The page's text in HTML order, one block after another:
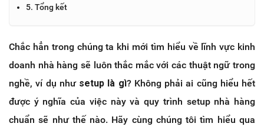
5. Tổng kết
Chắc hẳn trong chúng ta khi mới tìm hiểu về lĩnh vực kinh
doanh nhà hàng sẽ luôn thắc mắc với các thuật ngữ trong
nghề, ví dụ như setup là gì? Không phải ai cũng hiểu hết
được ý nghĩa của việc này và quy trình setup nhà hàng
chuẩn sẽ như thế nào. Hãy cùng chúng tôi tìm hiểu qua